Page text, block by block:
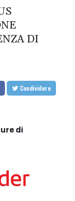
DI
Condividere
di